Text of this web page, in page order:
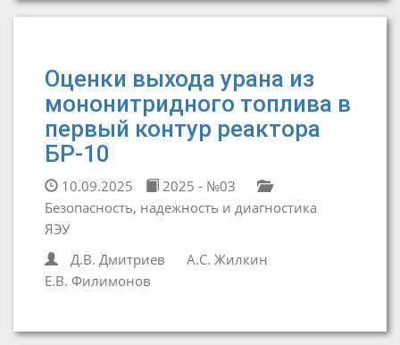
Оценки выхода урана из
мононитридного топлива в
первый контур реактора
БР-10
10.09.2025
2025 - №03
Безопасность, надежность и диагностика
ЯЭУ
Д.В. Дмитриев
А.С. Жилкин
Е.В. Филимонов